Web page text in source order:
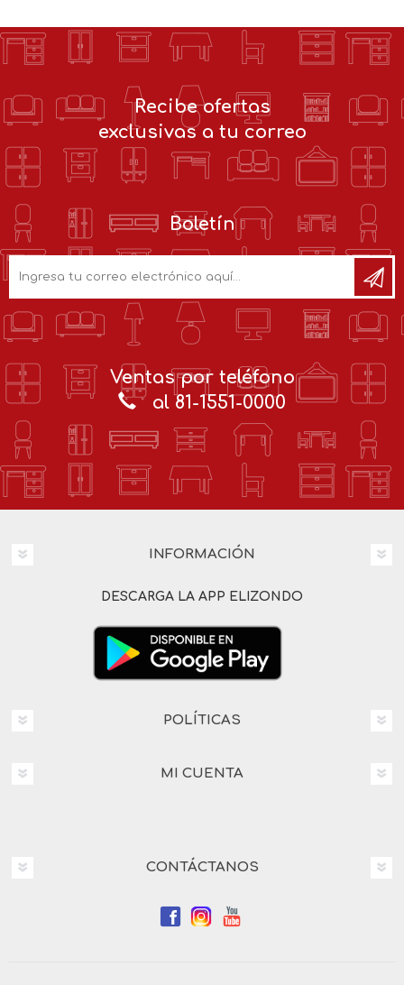
Recibe ofertas
exclusivas a tu correo
Boletín
Ventas por teléfono
al 81-1551-0000
INFORMACIÓN
DESCARGA LA APP ELIZONDO
POLÍTICAS
MI CUENTA
CONTÁCTANOS